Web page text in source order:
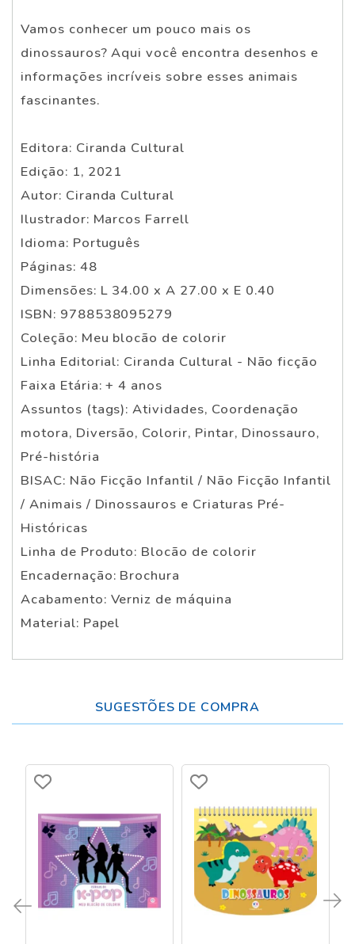
Vamos conhecer um pouco mais os
dinossauros? Aqui você encontra desenhos e
informações incríveis sobre esses animais
fascinantes.
Editora: Ciranda Cultural
Edição: 1, 2021
Autor: Ciranda Cultural
Ilustrador: Marcos Farrell
Idioma: Português
Páginas: 48
Dimensões: L 34.00 x A 27.00 x E 0.40
ISBN: 9788538095279
Coleção: Meu blocão de colorir
Linha Editorial: Ciranda Cultural - Não ficção
Faixa Etária: + 4 anos
Assuntos (tags): Atividades, Coordenação
motora, Diversão, Colorir, Pintar, Dinossauro,
Pré-história
BISAC: Não Ficção Infantil / Não Ficção Infantil
/ Animais / Dinossauros e Criaturas Pré-
Históricas
Linha de Produto: Blocão de colorir
Encadernação: Brochura
Acabamento: Verniz de máquina
Material: Papel
SUGESTÕES DE COMPRA